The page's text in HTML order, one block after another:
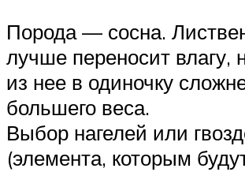
Порода — сосна.
лучше переносит влагу,
из нее в одиночку
большего веса.
Выбор нагелей или
(элемента, которым